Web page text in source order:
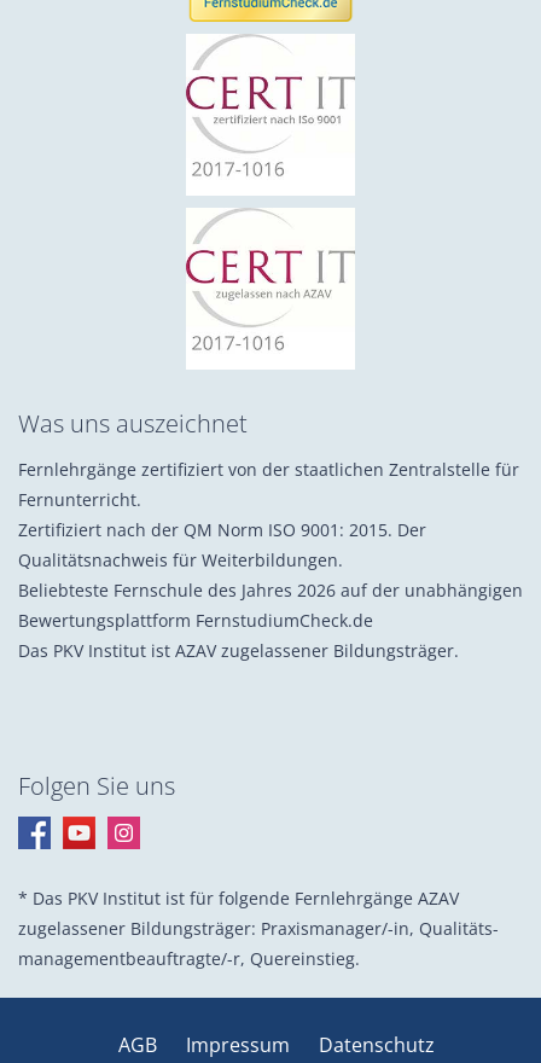
Was uns auszeichnet
Fernlehrgänge zertifiziert von der staatlichen Zentralstelle für
Fernunterricht.
Zertifiziert nach der QM Norm ISO 9001: 2015. Der
Qualitätsnachweis für Weiterbildungen.
Beliebteste Fernschule des Jahres 2026 auf der unabhängigen
Bewertungsplattform FernstudiumCheck.de
Das PKV Institut ist AZAV zugelassener Bildungsträger.
Folgen Sie uns
* Das PKV Institut ist für folgende Fernlehrgänge AZAV
zugelassener Bildungsträger: Praxis­manager/-in, Quali­täts­
management­beauf­tragte/-r, Quer­einstieg.
AGB Impressum Datenschutz